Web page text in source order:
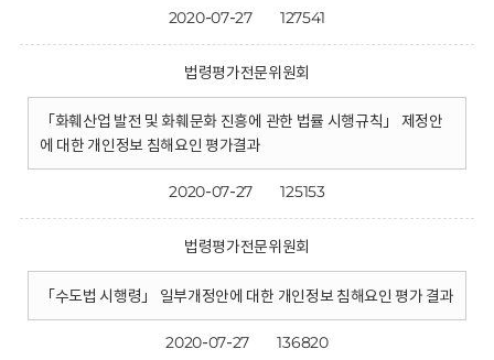
2020-07-27 127541
법령평가전문위원회
「화훼산업 발전 및 화훼문화 진흥에 관한 법률 시행규칙」 제정안
에 대한 개인정보 침해요인 평가결과
2020-07-27 125153
법령평가전문위원회
「수도법 시행령」 일부개정안에 대한 개인정보 침해요인 평가 결과
2020-07-27 136820